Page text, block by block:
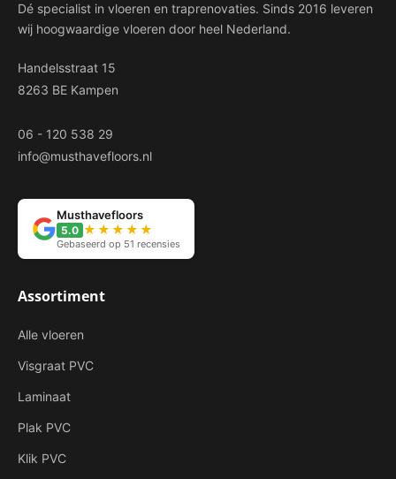
Dé specialist in vloeren en traprenovaties. Sinds 2016 leveren
wij hoogwaardige vloeren door heel Nederland.
Handelsstraat 15
8263 BE Kampen
06 - 120 538 29
info@musthavefloors.nl
Musthavefloors
5.0 ★★★★★
Gebaseerd op 51 recensies
Assortiment
Alle vloeren
Visgraat PVC
Laminaat
Plak PVC
Klik PVC